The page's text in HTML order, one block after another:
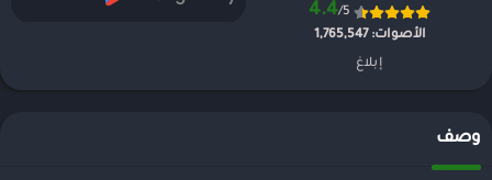
4.4/5
الأصوات:1,765,547
إبلاغ
وصف